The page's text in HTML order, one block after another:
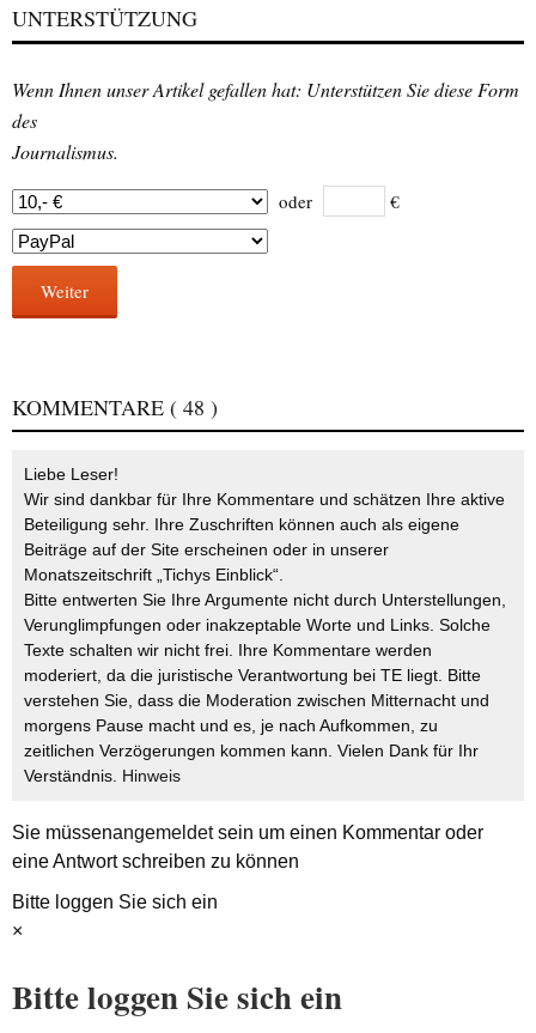
UNTERSTÜTZUNG
Wenn Ihnen unser Artikel gefallen hat: Unterstützen Sie diese Form
des
Journalismus.
oder €
Weiter
KOMMENTARE ( 48 )
Liebe Leser!
Wir sind dankbar für Ihre Kommentare und schätzen Ihre aktive
Beteiligung sehr. Ihre Zuschriften können auch als eigene
Beiträge auf der Site erscheinen oder in unserer
Monatszeitschrift „Tichys Einblick“.
Bitte entwerten Sie Ihre Argumente nicht durch Unterstellungen,
Verunglimpfungen oder inakzeptable Worte und Links. Solche
Texte schalten wir nicht frei. Ihre Kommentare werden
moderiert, da die juristische Verantwortung bei TE liegt. Bitte
verstehen Sie, dass die Moderation zwischen Mitternacht und
morgens Pause macht und es, je nach Aufkommen, zu
zeitlichen Verzögerungen kommen kann. Vielen Dank für Ihr
Verständnis. Hinweis
Sie müssenangemeldetsein um einen Kommentar oder
eine Antwort schreiben zu können
Bitte loggen Sie sich ein
×
Bitte loggen Sie sich ein